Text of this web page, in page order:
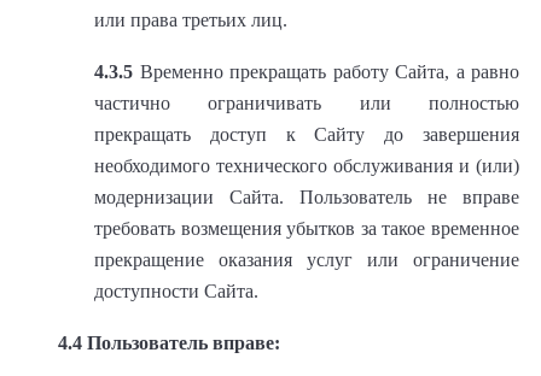
или права третьих лиц.
4.3.5 Временно прекращать работу Сайта, а равно
частично ограничивать или полностью
прекращать доступ к Сайту до завершения
необходимого технического обслуживания и (или)
модернизации Сайта. Пользователь не вправе
требовать возмещения убытков за такое временное
прекращение оказания услуг или ограничение
доступности Сайта.
4.4 Пользователь вправе: